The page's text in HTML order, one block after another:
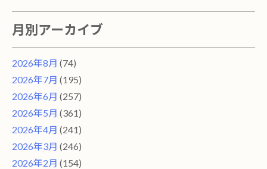
月別アーカイブ
2026年8月 (74)
2026年7月 (195)
2026年6月 (257)
2026年5月 (361)
2026年4月 (241)
2026年3月 (246)
2026年2月 (154)